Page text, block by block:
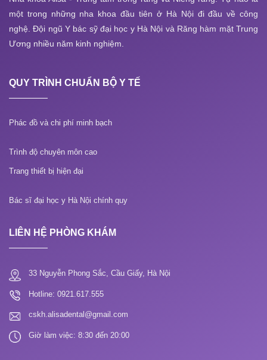
một trong những nha khoa đầu tiên ở Hà Nội đi đầu về công
nghệ. Đội ngũ Y bác sỹ đại học y Hà Nội và Răng hàm mặt Trung
Ương nhiều năm kinh nghiệm.
QUY TRÌNH CHUẨN BỘ Y TẾ
Phác đồ và chi phí minh bạch
Trình độ chuyên môn cao
Trang thiết bị hiện đại
Bác sĩ đại học y Hà Nội chính quy
LIÊN HỆ PHÒNG KHÁM
33 Nguyễn Phong Sắc, Cầu Giấy, Hà Nội
Hotline: 0921.617.555
cskh.alisadental@gmail.com
Giờ làm việc: 8:30 đến 20:00